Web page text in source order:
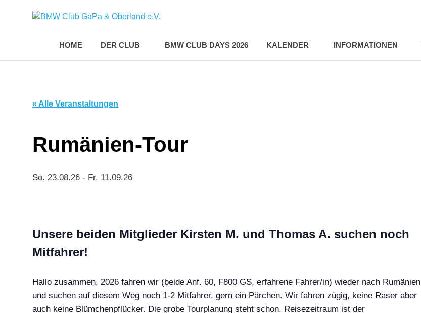
Club
Oberland
aus
HOME DER CLUB BMW CLUB DAYS 2026 KALENDER INFORMATIONEN
« Alle Veranstaltungen
Rumänien-Tour
So. 23.08.26 - Fr. 11.09.26
Unsere beiden Mitglieder Kirsten M. und Thomas A. suchen noch
Mitfahrer!
Hallo zusammen, 2026 fahren wir (beide Anf. 60, F800 GS, erfahrene Fahrer/in) wieder nach Rumänien
und suchen auf diesem Weg noch 1-2 Mitfahrer, gern ein Pärchen. Wir fahren zügig, keine Raser aber
auch keine Blümchenpflücker. Die grobe Tourplanung steht schon. Reisezeitraum ist der